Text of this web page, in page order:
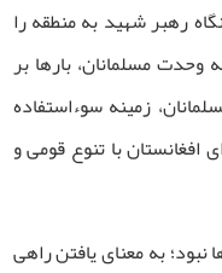
رهبر شهید به منطقه را
مسلمانان، بارها بر
زمینه سوءاستفاده
با تنوع قومی و
به معنای یافتن راهی